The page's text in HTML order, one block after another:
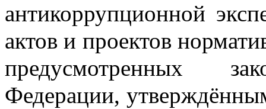
антикоррупционной
актов и проектов
предусмотренных
Федерации,